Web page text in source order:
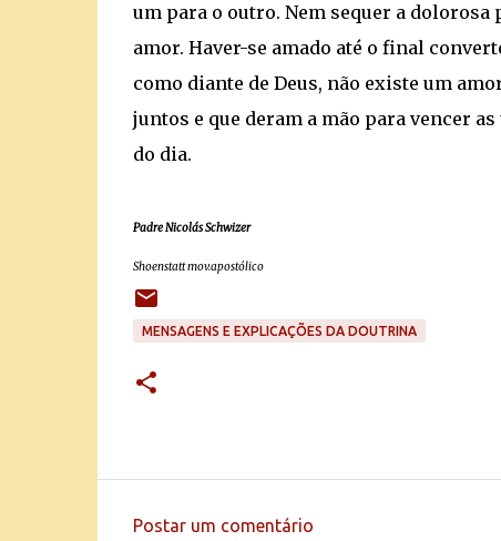
um para o outro. Nem sequer a
amor. Haver-se amado até o final
como diante de Deus, não existe um
juntos e que deram a mão para vencer
do dia.
Padre Nicolás Schwizer
Shoenstatt mov.apostólico
MENSAGENS E EXPLICAÇÕES DA DOUTRINA
Postar um comentário